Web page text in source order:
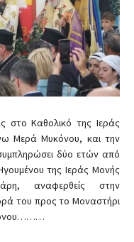
στο Καθολικό της Ιεράς
Μερά Μυκόνου, και την
δύο ετών από
της Ιεράς Μονής
αναφερθείς στην
του προς το Μοναστήρι